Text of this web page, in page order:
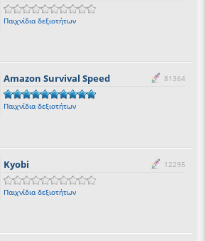
Παιχνίδια δεξιοτήτων
Amazon Survival Speed 81364
Παιχνίδια δεξιοτήτων
Kyobi 12295
Παιχνίδια δεξιοτήτων